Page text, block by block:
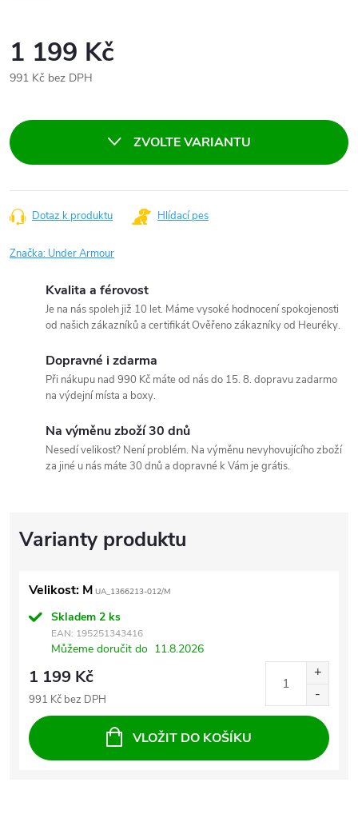
1 199 Kč
991 Kč bez DPH
ZVOLTE VARIANTU
Dotaz k produktu Hlídací pes
Značka: Under Armour
Kvalita a férovost
Je na nás spoleh již 10 let. Máme vysoké hodnocení spokojenosti
od našich zákazníků a certifikát Ověřeno zákazníky od Heuréky.
Dopravné i zdarma
Při nákupu nad 990 Kč máte od nás do 15. 8. dopravu zadarmo
na výdejní místa a boxy.
Na výměnu zboží 30 dnů
Nesedí velikost? Není problém. Na výměnu nevyhovujícího zboží
za jiné u nás máte 30 dnů a dopravné k Vám je grátis.
Velikost: M UA_1366213-012/M
Skladem 2 ks
EAN: 195251343416
Můžeme doručit do 11.8.2026
1 199 Kč
991 Kč bez DPH
VLOŽIT DO KOŠÍKU